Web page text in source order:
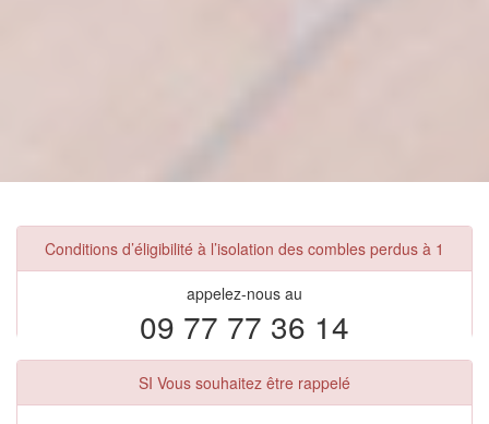
Conditions d’éligibilité à l’isolation des combles perdus à 1
appelez-nous au
09 77 77 36 14
SI Vous souhaitez être rappelé